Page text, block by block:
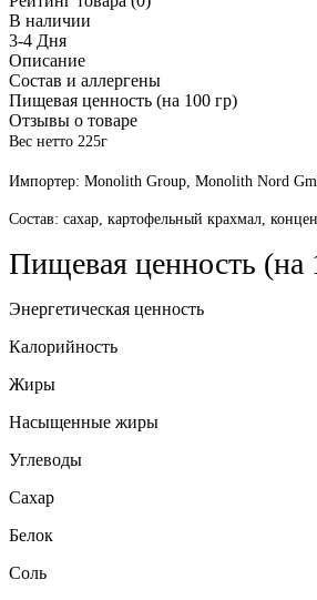
В наличии
3-4 Дня
Описание
Состав и аллергены
Пищевая ценность (на 100 гр)
Отзывы о товаре
Вес нетто 225г
Импортер: Monolith Group, Monolith Nord
Состав: сахар, картофельный крахмал,
Пищевая ценность (на
Энергетическая
Калорийность
Жиры 0
Насыщенные
Углеводы
Сахар
Белок 0
Соль 0